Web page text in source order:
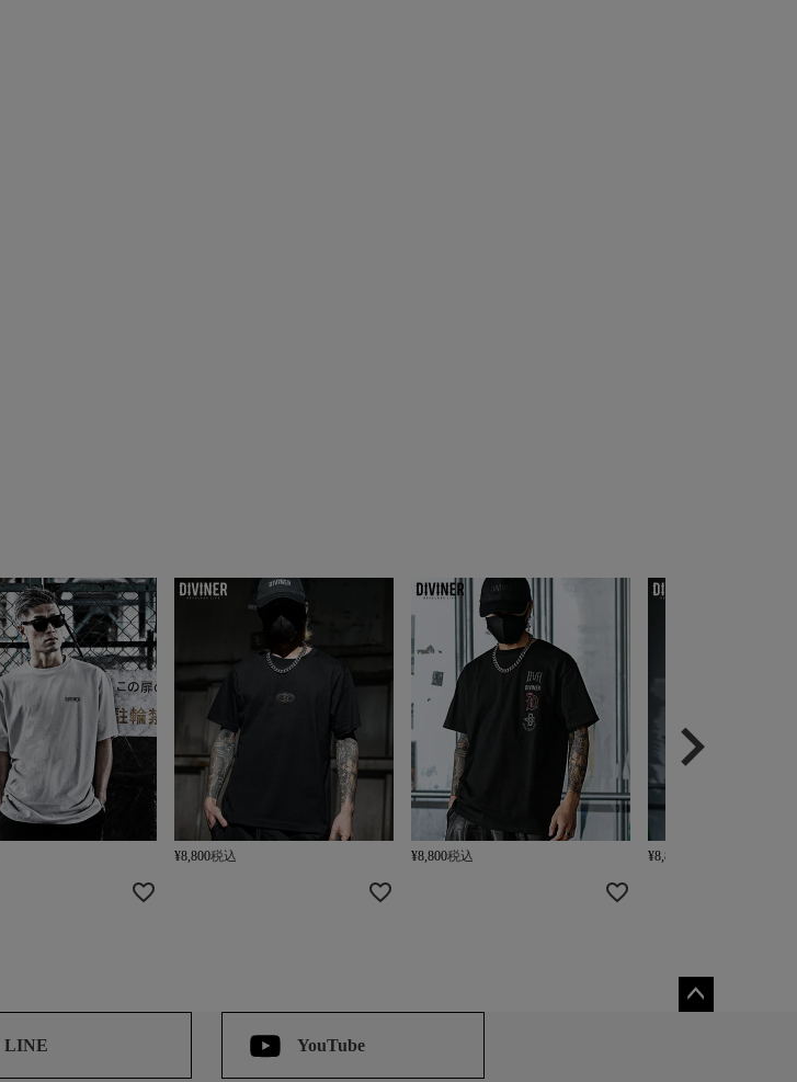
¥8,800税込 ¥8,800税込 ¥8,800
LINE YouTube